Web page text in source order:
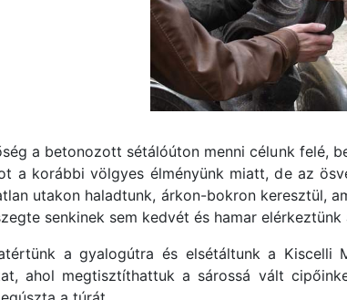
a betonozott sétálóúton menni célunk felé,
a korábbi völgyes élményünk miatt, de az
utakon haladtunk, árkon-bokron keresztül,
senkinek sem kedvét és hamar
a gyalogútra és elsétáltunk a Kiscelli
ahol megtisztíthattuk a sárossá vált